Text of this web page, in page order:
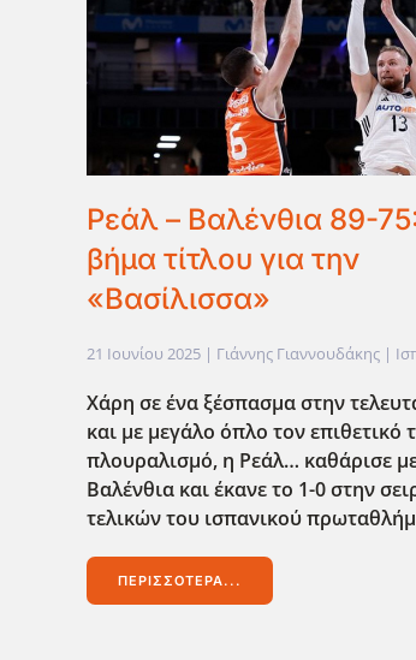
Ρεάλ – Βαλένθια 89-
βήμα τίτλου για την
«Βασίλισσα»
21 Ιουνίου 2025 | Γιάννης Γιαννουδάκης |
Χάρη σε ένα ξέσπασμα στην
και με μεγάλο όπλο τον επιθετικό
πλουραλισμό, η Ρεάλ… καθάρισε
Βαλένθια και έκανε το 1-0 στην
τελικών του ισπανικού
ΠΕΡΙΣΣΌΤΕΡΑ...